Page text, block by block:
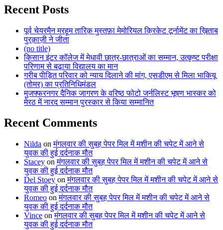
Recent Posts
पूर्व चेयरमैन मरहूम तारिक़ मुस्तफ़ा मेमोरियल क्रिकेट टूर्नामेंट का ख़िताब
पुरक़ाज़ी ने जीता
(no title)
किसान इंटर कॉलेज में मेधावी छात्र-छात्राओं का सम्मान, उत्कृष्ट परीक्षा
परिणाम से बढ़ाया विद्यालय का मान
गरीब पीड़ित परिवार को न्याय दिलाने की मांग, एसडीएम से मिला भाकियू
(तोमर) का प्रतिनिधिमंडल
मुजफ्फरनगर दैनिक जागरण के वरिष्ठ फोटो जर्नलिस्ट भूषण भास्कर को
मेरठ में नारद सम्मान पुरस्कार से किया सम्मानित
Recent Comments
Nilda onमंगलवार की सुबह पेपर मिल में मशीन की चपेट में आने से
युवक की हुई दर्दनाक मौत
Stacey onमंगलवार की सुबह पेपर मिल में मशीन की चपेट में आने से
युवक की हुई दर्दनाक मौत
Del Stoey onमंगलवार की सुबह पेपर मिल में मशीन की चपेट में आने से
युवक की हुई दर्दनाक मौत
Romeo onमंगलवार की सुबह पेपर मिल में मशीन की चपेट में आने से
युवक की हुई दर्दनाक मौत
Vince onमंगलवार की सुबह पेपर मिल में मशीन की चपेट में आने से
युवक की हुई दर्दनाक मौत